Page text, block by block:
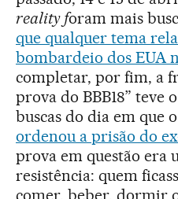
reality foram mais
que qualquer tema
bombardeio dos EUA
completar, por fim, a
prova do BBB18” teve
buscas do dia em que
ordenou a prisão do
prova em questão era
resistência: quem
comer, beber, dormir